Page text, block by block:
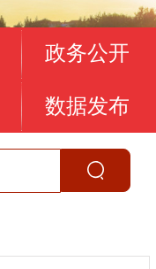
政务公开
数据发布